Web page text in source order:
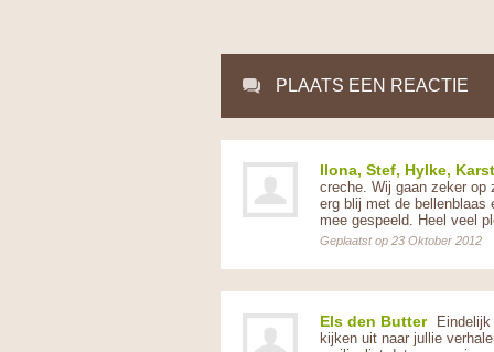
PLAATS EEN REACTIE
Ilona, Stef, Hylke,
creche. Wij gaan zeker op
erg blij met de
mee gespeeld. Heel veel
Geplaatst op 23 Oktober 2012
Els den Butter
kijken uit naar jullie